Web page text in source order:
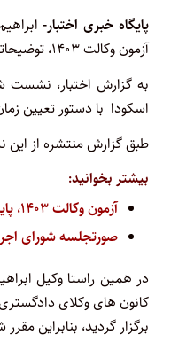
پایگاه خبری اختبار-
آزمون وکالت ۱۴۰۳، توضیحاتی را ارائه داد.
اسکودا با دستور تعیین زمان
طبق گزارش منتشره از این
بیشتر بخوانید:
آزمون وکالت ۱۴۰۳، پاییز برگزار می‌شود
صورتجلسه شورای اجرایی
در همین راستا وکیل
کانون های وکلای
برگزار گردید، بنابراین